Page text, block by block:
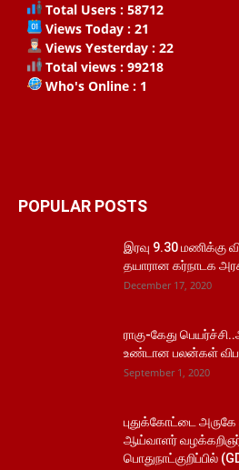
Total Users : 58712
Views Today : 21
Views Yesterday : 22
Total views : 99218
Who's Online : 1
POPULAR POSTS
இரவு 9.30 மணிக்கு
தயாரான கர்நாடக
December 17, 2020
ராகு-கேது
உண்டான பலன்கள்
September 1, 2020
புதுக்கோட்டை
ஆய்வாளர்
பொதுநாட்குறிப்பில்